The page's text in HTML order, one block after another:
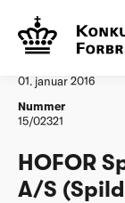
Vandtilsyn
01. januar 2016
Nummer
15/02321
HOFOR
A/S